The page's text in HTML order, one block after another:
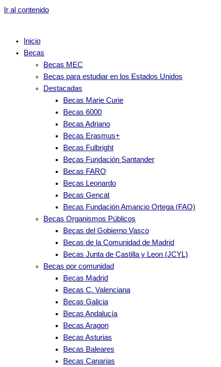
Ir al contenido
Inicio
Becas
Becas MEC
Becas para estudiar en los Estados Unidos
Destacadas
Becas Marie Curie
Becas 6000
Becas Adriano
Becas Erasmus+
Becas Fulbright
Becas Fundación Santander
Becas FARO
Becas Leonardo
Becas Gencat
Becas Fundación Amancio Ortega (FAO)
Becas Organismos Públicos
Becas del Gobierno Vasco
Becas de la Comunidad de Madrid
Becas Junta de Castilla y Leon (JCYL)
Becas por comunidad
Becas Madrid
Becas C. Valenciana
Becas Galicia
Becas Andalucía
Becas Aragon
Becas Asturias
Becas Baleares
Becas Canarias